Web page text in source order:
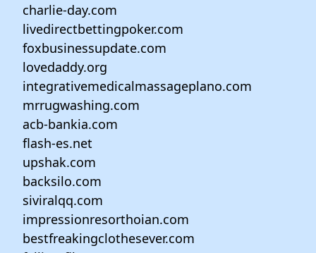
charlie-day.com
livedirectbettingpoker.com
foxbusinessupdate.com
lovedaddy.org
integrativemedicalmassageplano.com
mrrugwashing.com
acb-bankia.com
flash-es.net
upshak.com
backsilo.com
siviralqq.com
impressionresorthoian.com
bestfreakingclothesever.com